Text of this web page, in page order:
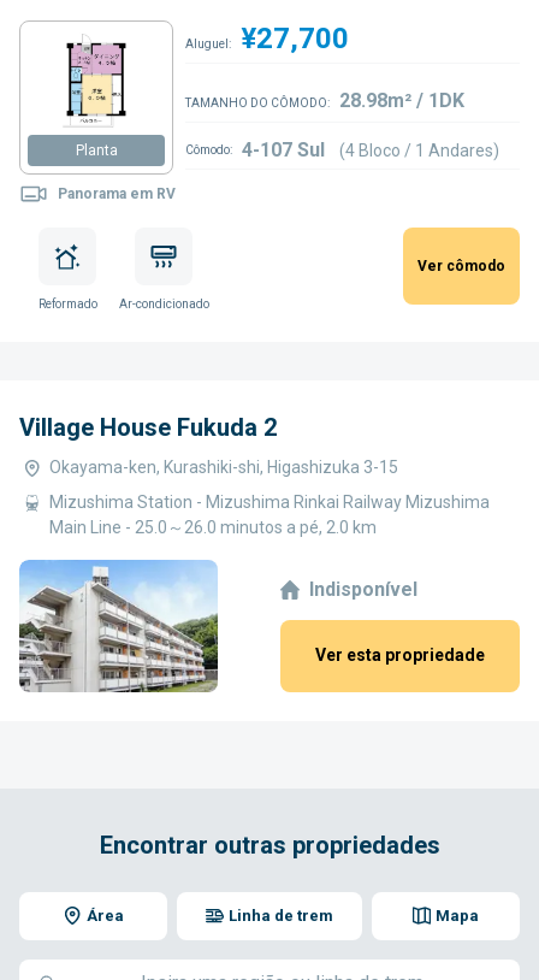
Planta
Panorama em RV
Aluguel: ¥27,700
TAMANHO DO CÔMODO: 28.98m² / 1DK
Cômodo: 4-107 Sul (4 Bloco / 1 Andares)
Reformado Ar-condicionado
Ver cômodo
Village House Fukuda 2
Okayama-ken, Kurashiki-shi, Higashizuka 3-15
Mizushima Station - Mizushima Rinkai Railway Mizushima
Main Line - 25.0～26.0 minutos a pé, 2.0 km
Indisponível
Ver esta propriedade
Encontrar outras propriedades
Área Mapa
Linha de trem